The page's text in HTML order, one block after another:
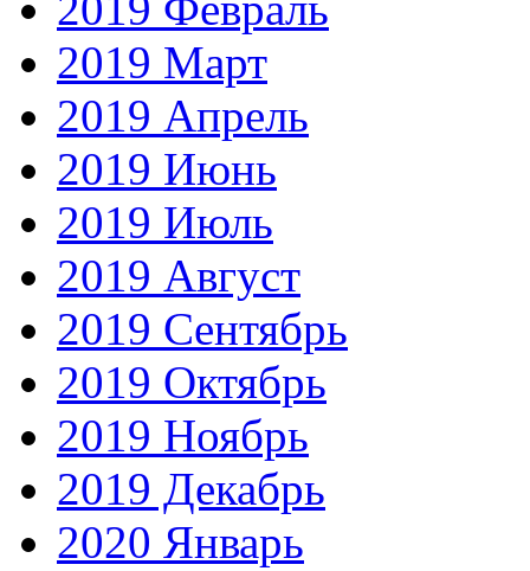
2019 Март
2019 Апрель
2019 Июнь
2019 Июль
2019 Август
2019 Сентябрь
2019 Октябрь
2019 Ноябрь
2019 Декабрь
2020 Январь